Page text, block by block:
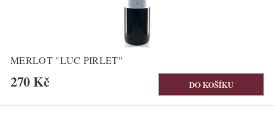
MERLOT "LUC PIRLET"
270 Kč